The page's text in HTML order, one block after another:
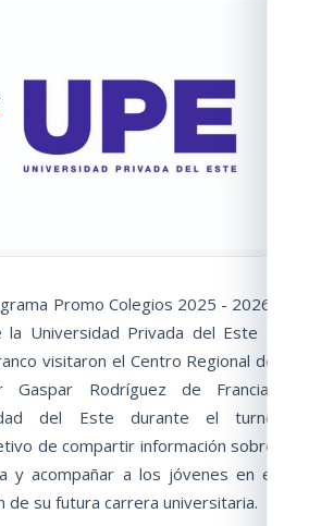
Promo Colegios 2025 - 2026,
Universidad Privada del Este –
visitaron el Centro Regional de
Gaspar Rodríguez de Francia"
del Este durante el turno
de compartir información sobre
y acompañar a los jóvenes en el
de su futura carrera universitaria.